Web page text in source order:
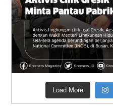
Load More